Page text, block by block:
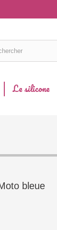
Le silicone
bleue